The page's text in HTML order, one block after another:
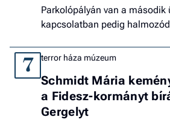
Parkolópályán van a második
kapcsolatban pedig
7 terror háza múzeum
Schmidt Mária
a Fidesz-kormányt
Gergelyt